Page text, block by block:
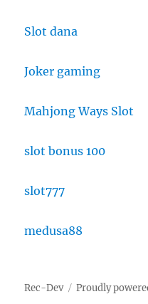
Slot dana
Joker gaming
Mahjong Ways Slot
slot bonus 100
slot777
medusa88
Rec-Dev Proudly